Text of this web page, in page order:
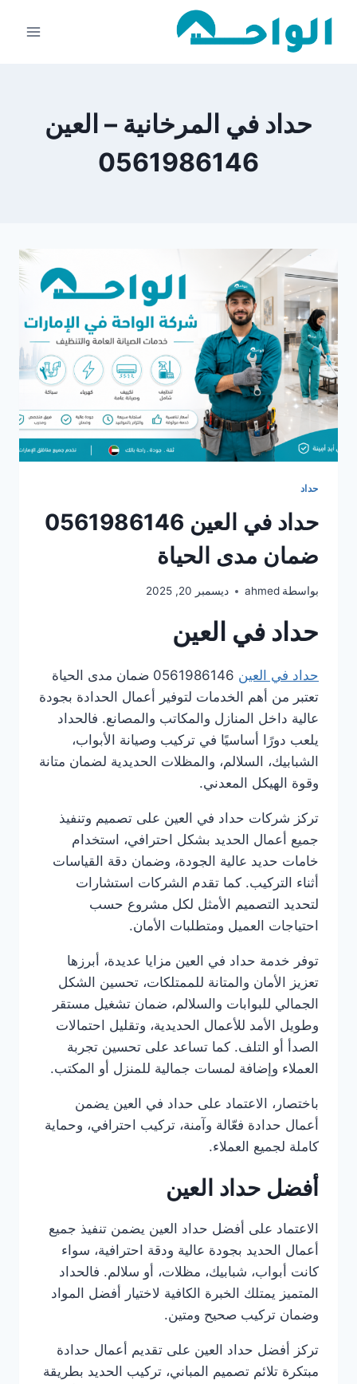
حداد في المرخانية – العين
0561986146
حداد
حداد في العين 0561986146
ضمان مدى الحياة
بواسطة ahmed ديسمبر 20, 2025
حداد في العين
حداد في العين
0561986146 ضمان مدى الحياة
تعتبر من أهم الخدمات لتوفير أعمال الحدادة بجودة
عالية داخل المنازل والمكاتب والمصانع. فالحداد
يلعب دورًا أساسيًا في تركيب وصيانة الأبواب،
الشبابيك، السلالم، والمظلات الحديدية لضمان متانة
وقوة الهيكل المعدني.
تركز شركات حداد في العين على تصميم وتنفيذ
جميع أعمال الحديد بشكل احترافي، استخدام
خامات حديد عالية الجودة، وضمان دقة القياسات
أثناء التركيب. كما تقدم الشركات استشارات
لتحديد التصميم الأمثل لكل مشروع حسب
احتياجات العميل ومتطلبات الأمان.
توفر خدمة حداد في العين مزايا عديدة، أبرزها
تعزيز الأمان والمتانة للممتلكات، تحسين الشكل
الجمالي للبوابات والسلالم، ضمان تشغيل مستقر
وطويل الأمد للأعمال الحديدية، وتقليل احتمالات
الصدأ أو التلف. كما تساعد على تحسين تجربة
العملاء وإضافة لمسات جمالية للمنزل أو المكتب.
باختصار، الاعتماد على حداد في العين يضمن
أعمال حدادة فعّالة وآمنة، تركيب احترافي، وحماية
كاملة لجميع العملاء.
أفضل حداد العين
الاعتماد على أفضل حداد العين يضمن تنفيذ جميع
أعمال الحديد بجودة عالية ودقة احترافية، سواء
كانت أبواب، شبابيك، مظلات، أو سلالم. فالحداد
المتميز يمتلك الخبرة الكافية لاختيار أفضل المواد
وضمان تركيب صحيح ومتين.
تركز أفضل حداد العين على تقديم أعمال حدادة
مبتكرة تلائم تصميم المباني، تركيب الحديد بطريقة